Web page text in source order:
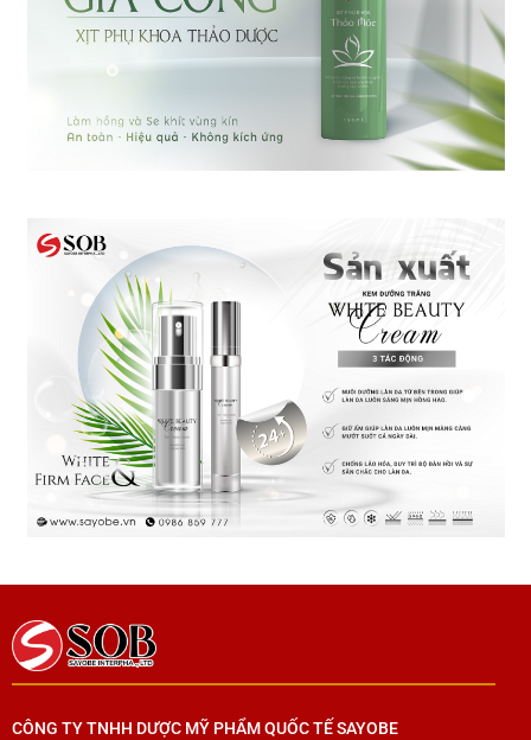
CÔNG TY TNHH DƯỢC MỸ PHẨM QUỐC TẾ SAYOBE